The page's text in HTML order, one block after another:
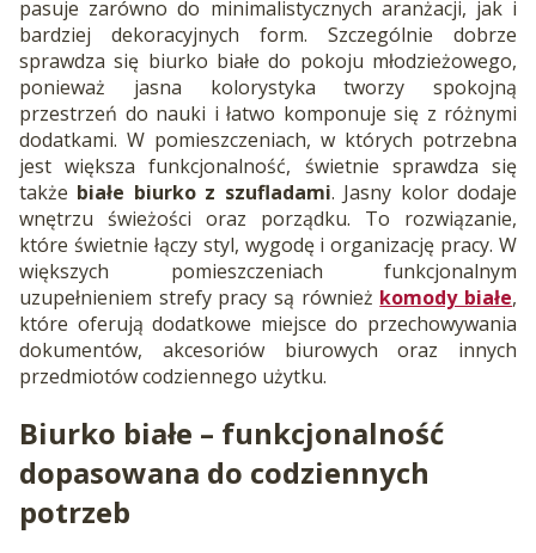
pasuje zarówno do minimalistycznych aranżacji, jak i
bardziej dekoracyjnych form. Szczególnie dobrze
sprawdza się biurko białe do pokoju młodzieżowego,
ponieważ jasna kolorystyka tworzy spokojną
przestrzeń do nauki i łatwo komponuje się z różnymi
dodatkami. W pomieszczeniach, w których potrzebna
jest większa funkcjonalność, świetnie sprawdza się
także białe biurko z szufladami. Jasny kolor dodaje
wnętrzu świeżości oraz porządku. To rozwiązanie,
które świetnie łączy styl, wygodę i organizację pracy. W
większych pomieszczeniach funkcjonalnym
uzupełnieniem strefy pracy są również komody białe,
które oferują dodatkowe miejsce do przechowywania
dokumentów, akcesoriów biurowych oraz innych
przedmiotów codziennego użytku.
Biurko białe – funkcjonalność
dopasowana do codziennych
potrzeb